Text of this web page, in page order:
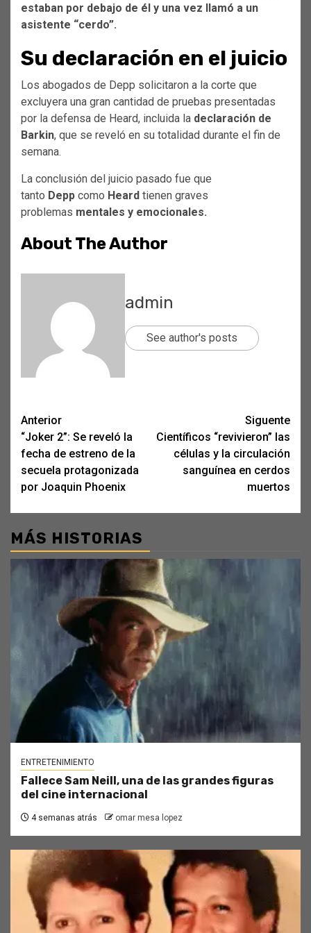
estaban por debajo de él y una vez llamó a un
asistente “cerdo”.
Su declaración en el juicio
Los abogados de Depp solicitaron a la corte que
excluyera una gran cantidad de pruebas presentadas
por la defensa de Heard, incluida la declaración de
Barkin, que se reveló en su totalidad durante el fin de
semana.
La conclusión del juicio pasado fue que
tanto Depp como Heard tienen graves
problemas mentales y emocionales.
About The Author
admin
See author's posts
Post
navigation
Anterior
“Joker 2”: Se reveló la
fecha de estreno de la
secuela protagonizada
por Joaquin Phoenix
Siguente
Científicos “revivieron” las
células y la circulación
sanguínea en cerdos
muertos
MÁS HISTORIAS
ENTRETENIMIENTO
Fallece Sam Neill, una de las grandes figuras
del cine internacional
4 semanas atrás omar mesa lopez